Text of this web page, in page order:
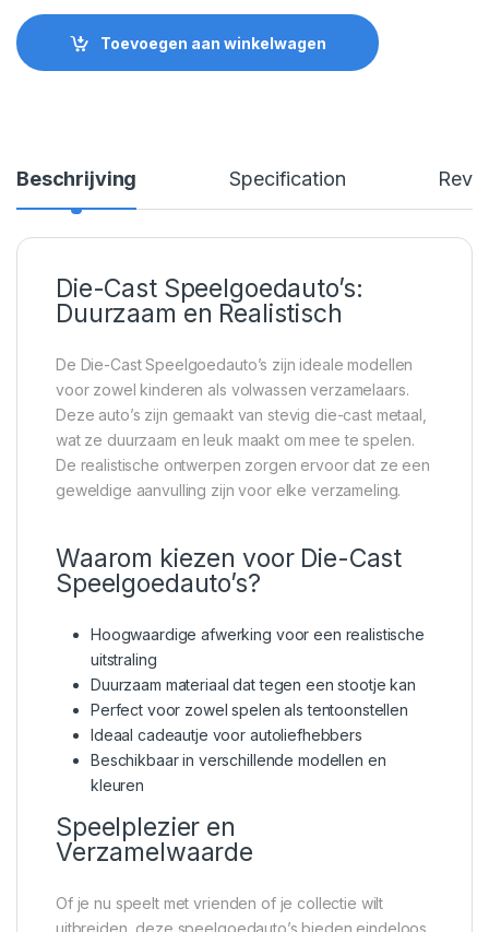
Toevoegen aan winkelwagen
Beschrijving Specification
Die-Cast Speelgoedauto’s:
Duurzaam en Realistisch
De Die-Cast Speelgoedauto’s zijn ideale modellen
voor zowel kinderen als volwassen verzamelaars.
Deze auto’s zijn gemaakt van stevig die-cast metaal,
wat ze duurzaam en leuk maakt om mee te spelen.
De realistische ontwerpen zorgen ervoor dat ze een
geweldige aanvulling zijn voor elke verzameling.
Waarom kiezen voor Die-Cast
Speelgoedauto’s?
Hoogwaardige afwerking voor een realistische
uitstraling
Duurzaam materiaal dat tegen een stootje kan
Perfect voor zowel spelen als tentoonstellen
Ideaal cadeautje voor autoliefhebbers
Beschikbaar in verschillende modellen en
kleuren
Speelplezier en
Verzamelwaarde
Of je nu speelt met vrienden of je collectie wilt